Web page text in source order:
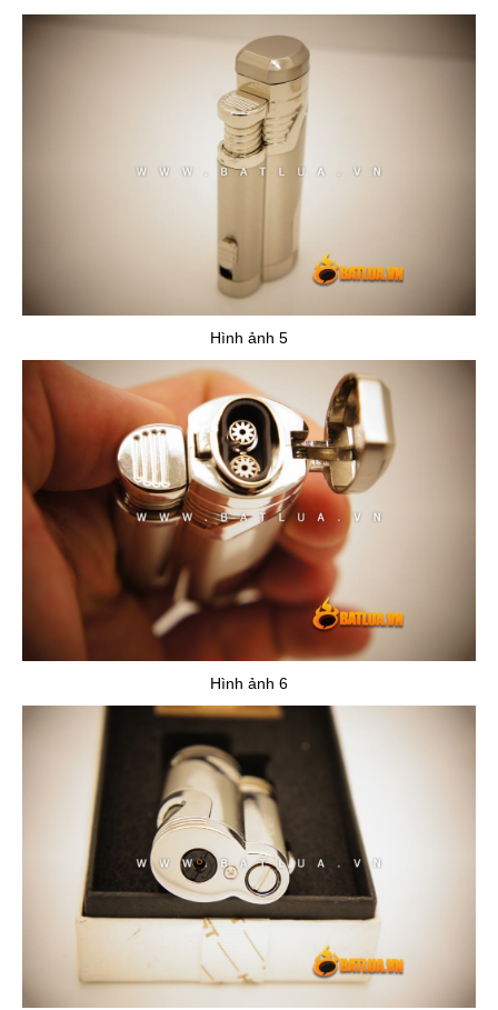
Hình ảnh 5
Hình ảnh 6